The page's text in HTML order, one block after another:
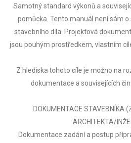
Samotný standard výkonů a
pomůcka. Tento manuál není sám
stavebního díla. Projektová
jsou pouhým prostředkem, vlastním
Z hlediska tohoto cíle je možno na
dokumentace a souvisejících
DOKUMENTACE STAVEBNÍKA
ARCHITEKTA/
Dokumentace zadání a postup